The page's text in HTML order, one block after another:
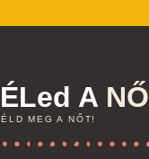
ÉLed A NŐ
ÉLD MEG A NŐT!